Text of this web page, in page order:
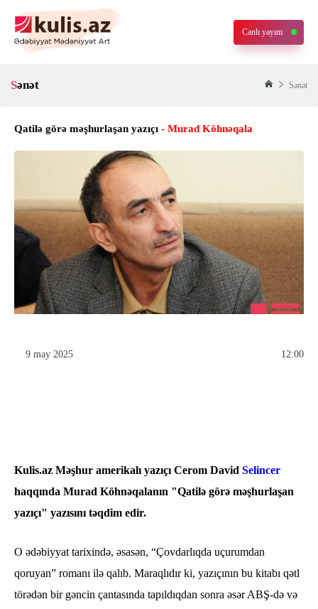
Canlı yayım
Sənət Sənət
Qatilə görə məşhurlaşan yazıçı - Murad Köhnəqala
9 may 2025 12:00
Kulis.az Məşhur amerikalı yazıçı Cerom David Selincer
haqqında Murad Köhnəqalanın "Qatilə görə məşhurlaşan
yazıçı" yazısını təqdim edir.
O ədəbiyyat tarixində, əsasən, “Çovdarlıqda uçurumdan
qoruyan” romanı ilə qalıb. Maraqlıdır ki, yazıçının bu kitabı qətl
törədən bir gəncin çantasında tapıldıqdan sonra əsər ABŞ-də və